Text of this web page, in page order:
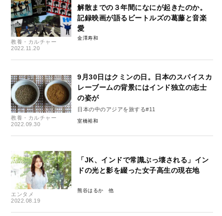
教養・カルチャー
2022.11.20
解散までの３年間になにが起きたのか。
記録映画が語るビートルズの葛藤と音楽
愛
金澤寿和
教養・カルチャー
2022.09.30
9月30日はクミンの日。日本のスパイスカ
レーブームの背景にはインド独立の志士
の姿が
日本の中のアジアを旅する#11
室橋裕和
エンタメ
2022.08.19
「JK、インドで常識ぶっ壊される」イン
ドの光と影を綴った女子高生の現在地
熊谷はるか